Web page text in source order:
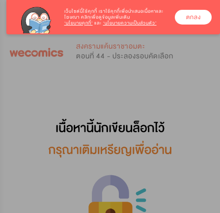
สงครามแค้นราชาอมตะ
ตอนที่ 44 - ประลองรอบคัดเลือก
เว็บไซต์นี้ใช้คุกกี้ เราใช้คุกกี้เพื่อนำเสนอเนื้อหาและ
โฆษณา คลิกเพื่อดูข้อมูลเพิ่มเติม
‘นโยบายคุกกี้’ และ ‘นโยบายความเป็นส่วนตัว’
ตกลง